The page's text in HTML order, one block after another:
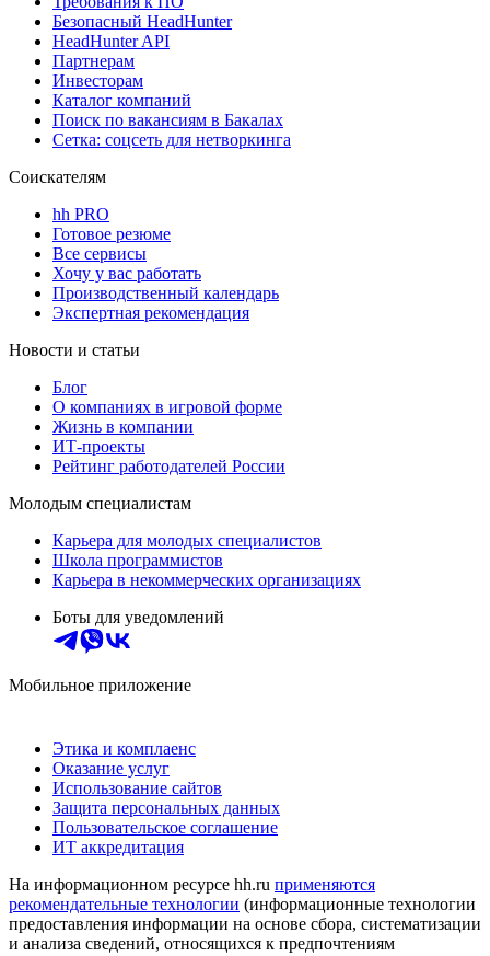
Безопасный HeadHunter
HeadHunter API
Партнерам
Инвесторам
Каталог компаний
Поиск по вакансиям в Бакалах
Сетка: соцсеть для нетворкинга
Соискателям
hh PRO
Готовое резюме
Все сервисы
Хочу у вас работать
Производственный календарь
Экспертная рекомендация
Новости и статьи
Блог
О компаниях в игровой форме
Жизнь в компании
ИТ-проекты
Рейтинг работодателей России
Молодым специалистам
Карьера для молодых специалистов
Школа программистов
Карьера в некоммерческих организациях
Боты для уведомлений
Мобильное приложение
Этика и комплаенс
Оказание услуг
Использование сайтов
Защита персональных данных
Пользовательское соглашение
ИТ аккредитация
На информационном ресурсе hh.ru применяются
рекомендательные технологии (информационные технологии
предоставления информации на основе сбора, систематизации
и анализа сведений, относящихся к предпочтениям